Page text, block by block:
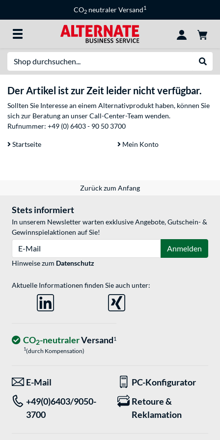
CO2 neutraler Versand1
Der Artikel ist zur Zeit leider nicht verfügbar.
Sollten Sie Interesse an einem Alternativprodukt haben, können Sie
sich zur Beratung an unser Call-Center-Team wenden.
Rufnummer: +49 (0) 6403 - 90 50 3700
Startseite Mein Konto
Zurück zum Anfang
Stets informiert
In unserem Newsletter warten exklusive Angebote, Gutschein- &
Gewinnspielaktionen auf Sie!
Anmelden
Hinweise zum Datenschutz
Aktuelle Informationen finden Sie auch unter:
CO2-neutralerVersand1
1(durch Kompensation)
E-Mail
PC-Konfigurator
+49(0)6403/9050-
3700
Retoure &
Reklamation